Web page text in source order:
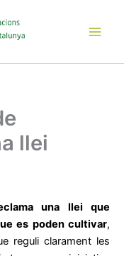
llei
una llei que
es poden cultivar,
reguli clarament les